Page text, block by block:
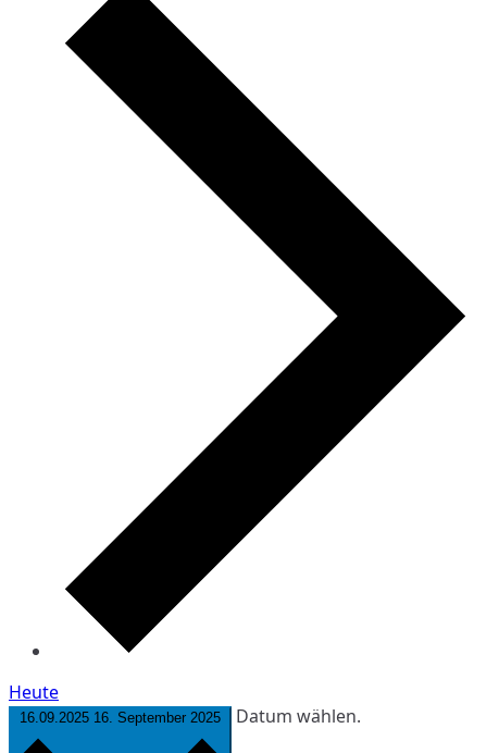
Heute
16.09.2025 16. September 2025 Datum wählen.